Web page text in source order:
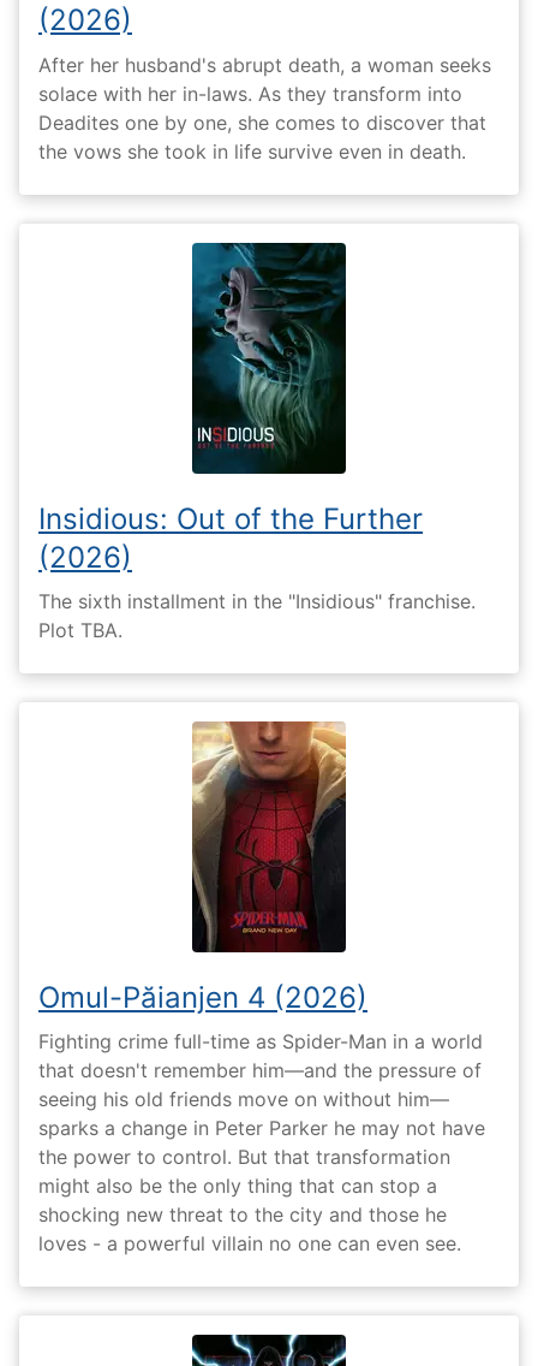
(2026)
After her husband's abrupt death, a woman seeks
solace with her in-laws. As they transform into
Deadites one by one, she comes to discover that
the vows she took in life survive even in death.
Insidious: Out of the Further
(2026)
The sixth installment in the "Insidious" franchise.
Plot TBA.
Omul-Păianjen 4 (2026)
Fighting crime full-time as Spider-Man in a world
that doesn't remember him—and the pressure of
seeing his old friends move on without him—
sparks a change in Peter Parker he may not have
the power to control. But that transformation
might also be the only thing that can stop a
shocking new threat to the city and those he
loves - a powerful villain no one can even see.